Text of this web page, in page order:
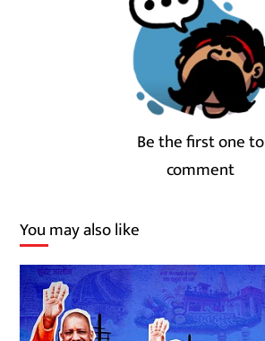
Be the first one to
comment
You may also like